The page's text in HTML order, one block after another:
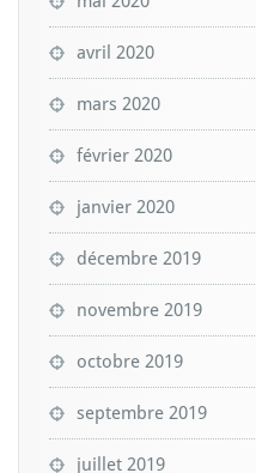
avril 2020
mars 2020
février 2020
janvier 2020
décembre 2019
novembre 2019
octobre 2019
septembre 2019
juillet 2019